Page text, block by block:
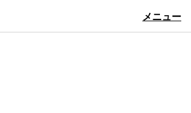
メニュー